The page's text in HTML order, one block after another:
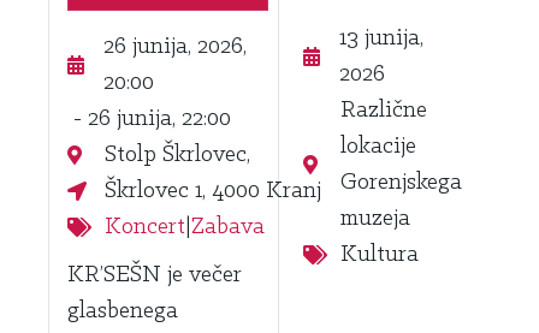
26 junija, 2026,
20:00
- 26 junija, 22:00
Stolp Škrlovec,
Škrlovec 1, 4000 Kranj
Koncert Zabava
KR’SEŠN je večer
glasbenega
13 junija,
2026
Različne
lokacije
Gorenjskega
muzeja
Kultura